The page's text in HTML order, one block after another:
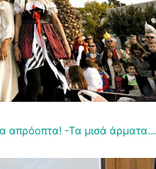
απρόοπτα! -Τα μισά άρματα…